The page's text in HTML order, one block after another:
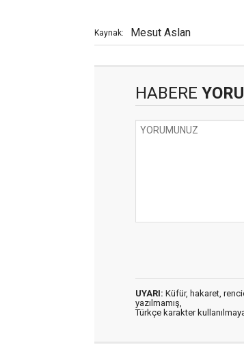
Kaynak: Mesut Aslan
HABERE
UYARI: Küfür, hakaret,
yazılmamış,
Türkçe karakter